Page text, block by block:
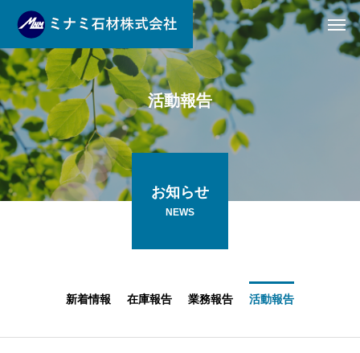
活動報告
お知らせ
NEWS
新着情報 在庫報告 業務報告 活動報告